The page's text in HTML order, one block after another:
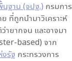
นฐาน (จปฐ.) กรมการ
ที่ถูกนำมาวิเคราะห์
ยากจน และอาจมา
based) จาก
รัฐ กระทรวงการ